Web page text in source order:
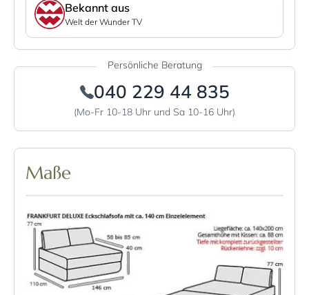
Bekannt aus
Welt der Wunder TV
Persönliche Beratung
040 229 44 835
(Mo-Fr 10-18 Uhr und Sa 10-16 Uhr)
Maße